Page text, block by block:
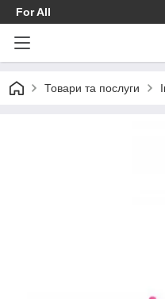
For All
Товари та послуги